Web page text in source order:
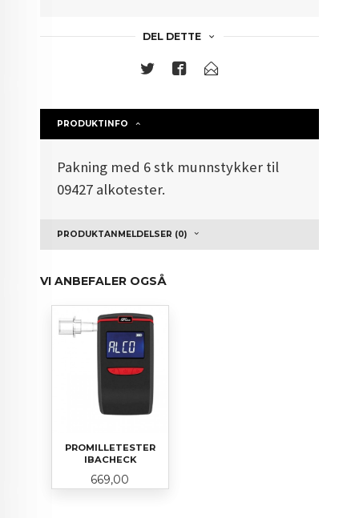
DEL DETTE
PRODUKTINFO
Pakning med 6 stk munnstykker til
09427 alkotester.
PRODUKTANMELDELSER (0)
VI ANBEFALER OGSÅ
PROMILLETESTER
IBACHECK
Pris
669,00